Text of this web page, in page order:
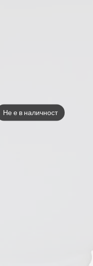
Не е в наличност